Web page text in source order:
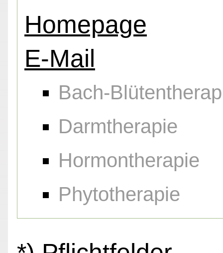
Homepage
E-Mail
Bach-
Darmtherapie
Hormontherapie
Phytotherapie